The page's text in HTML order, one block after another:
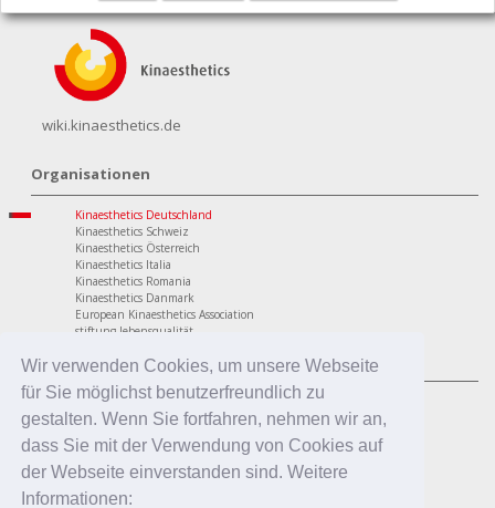
Wir verwenden Cookies, um unsere Webseite
für Sie möglichst benutzerfreundlich zu
gestalten. Wenn Sie fortfahren, nehmen wir an,
dass Sie mit der Verwendung von Cookies auf
der Webseite einverstanden sind. Weitere
Informationen:
wiki.kinaesthetics.de
Organisationen
Kinaesthetics Deutschland
Kinaesthetics Schweiz
Kinaesthetics Österreich
Kinaesthetics Italia
Kinaesthetics Romania
Kinaesthetics Danmark
European Kinaesthetics Association
stiftung lebensqualität
Programme
personaler Bereich
Kinaesthetics Lebensqualität im Alter
Kinaesthetics Gesundheit am Arbeitsplatz
Kinaesthetics Kreatives Lernen
professionaler Bereich
Kinaesthetics in der Pflege
Kinaesthetics Pflegende Angehörige